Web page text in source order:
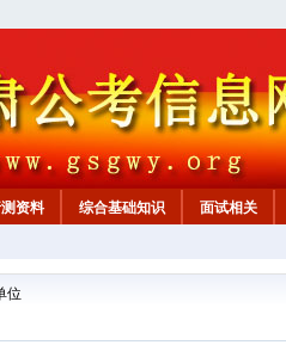
资料 综合基础知识 面试相关
位